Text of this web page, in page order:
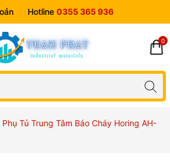
Hotline 0355 365 936
0
Phụ Tủ Trung Tâm Báo Cháy Horing AH-